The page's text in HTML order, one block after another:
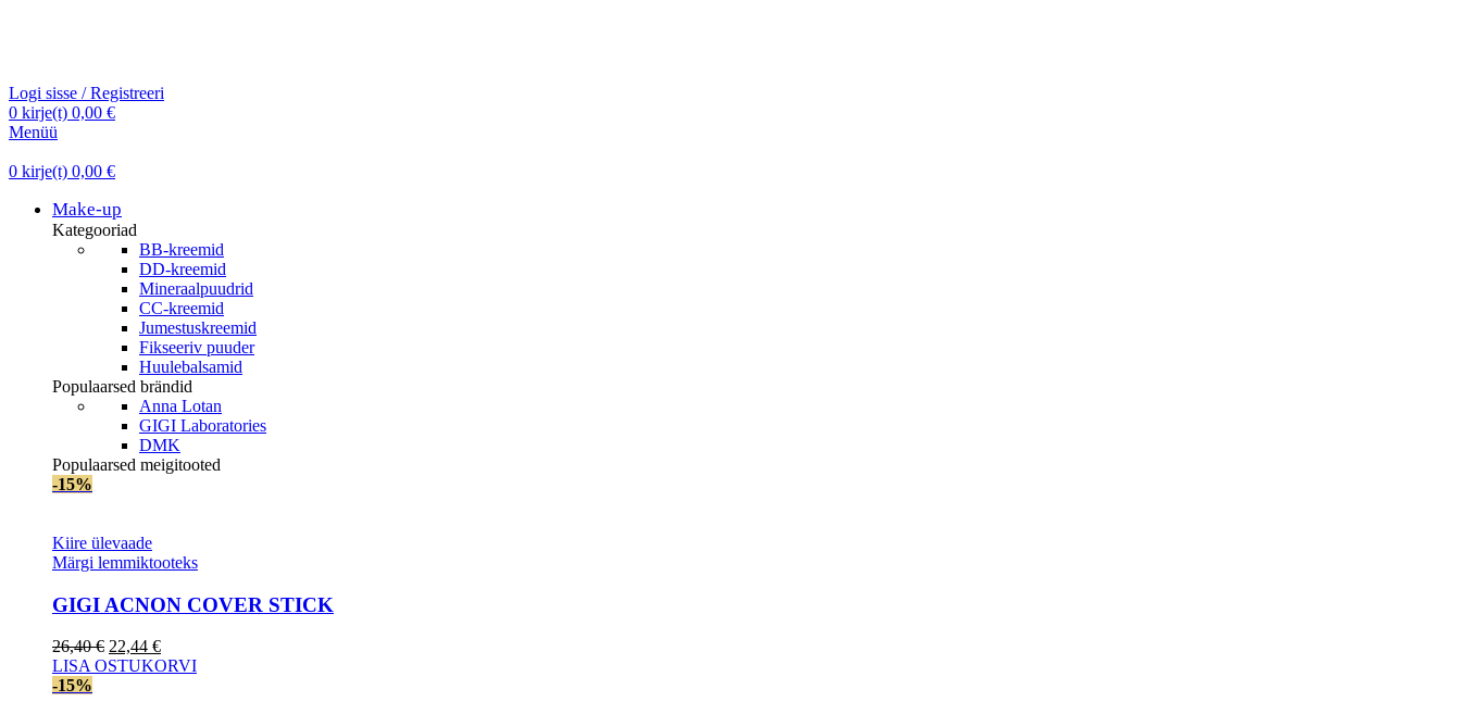
Logi sisse / Registreeri
0 kirje(t) 0,00 €
Menüü
0 kirje(t) 0,00 €
Make-up
Kategooriad
BB-kreemid
DD-kreemid
Mineraalpuudrid
CC-kreemid
Jumestuskreemid
Fikseeriv puuder
Huulebalsamid
Populaarsed brändid
Anna Lotan
GIGI Laboratories
DMK
Populaarsed meigitooted
-15%
Kiire ülevaade
Märgi lemmiktooteks
GIGI AСNON COVER STICK
26,40€ Algne
hind
22,44 €Current
price
LISA OSTUKORVI
-15%